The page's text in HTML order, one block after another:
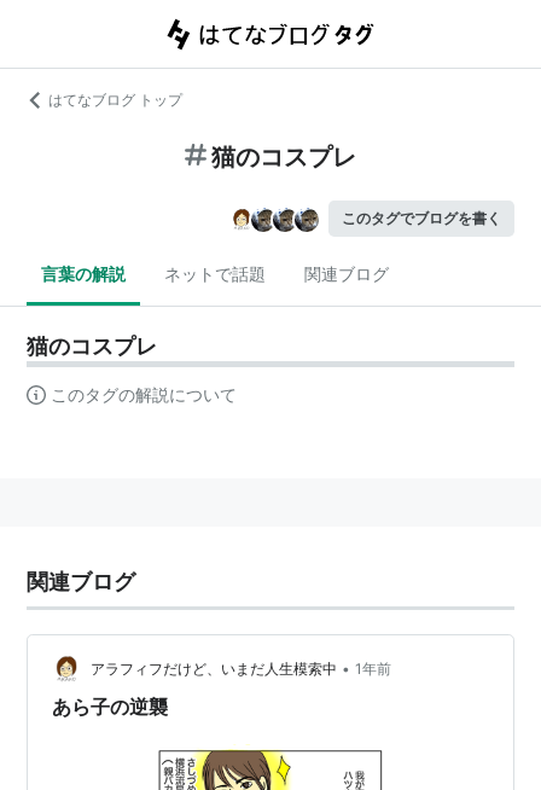
はてなブログ トップ
猫のコスプレ
このタグでブログを書く
言葉の解説 ネットで話題 関連ブログ
猫のコスプレ
このタグの解説について
関連ブログ
アラフィフだけど、いまだ人生模索中 • 1年前
あら子の逆襲